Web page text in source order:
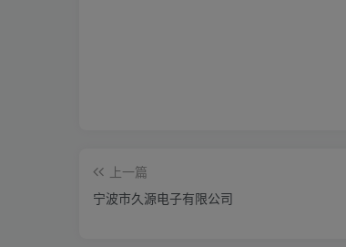
上一篇
宁波市久源电子有限公司